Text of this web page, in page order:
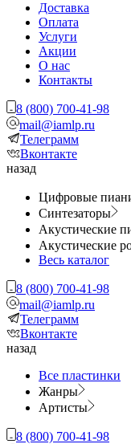
Доставка
Оплата
Услуги
Акции
О нас
Контакты
8 (800) 700-41-98
mail@iamlp.ru
Телеграмм
Вконтакте
назад
Цифровые
Синтезаторы
Акустические
Акустические
Весь каталог
8 (800) 700-41-98
mail@iamlp.ru
Телеграмм
Вконтакте
назад
Все пластинки
Жанры
Артисты
8 (800) 700-41-98